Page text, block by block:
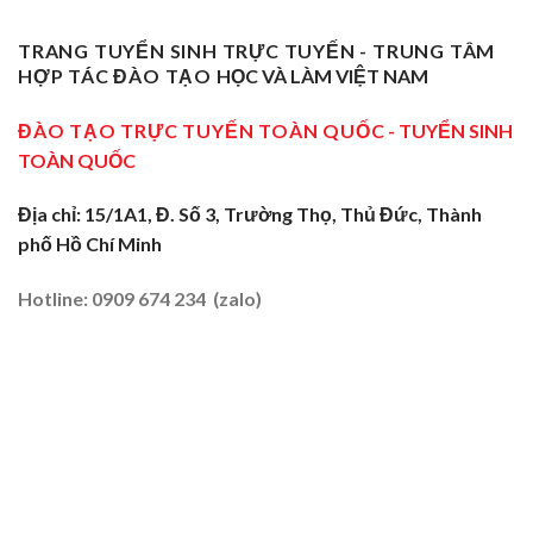
Nghề
Cửa
Ngõ
Miền
2026
Tây
Ninh:
Truyền
Tại
Dạy
Nghề
Sơ
Tại
Sóc
Nghề
Tại
Lúa
TRANG TUYỂN SINH TRỰC TUYẾN - TRUNG TÂM
HỢP TÁC ĐÀO TẠO HỌC VÀ LÀM VIỆT NAM
ĐÀO TẠO TRỰC TUYẾN TOÀN QUỐC - TUYỂN SINH
TOÀN QUỐC
Địa chỉ: 15/1A1, Đ. Số 3, Trường Thọ, Thủ Đức, Thành
phố Hồ Chí Minh
Hotline: 0909 674 234 (zalo)